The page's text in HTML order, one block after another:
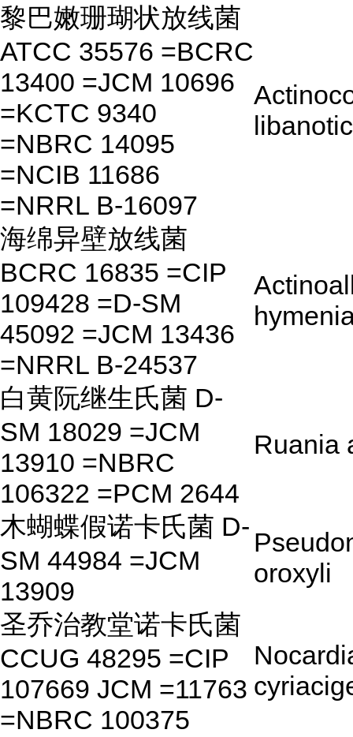
黎巴嫩珊瑚状放线菌
ATCC 35576 =BCRC
13400 =JCM 10696
=KCTC 9340
=NBRC 14095
=NCIB 11686
=NRRL B-16097
海绵异壁放线菌
BCRC 16835 =CIP
109428 =D-SM
45092 =JCM 13436
=NRRL B-24537
白黄阮继生氏菌 D-
SM 18029 =JCM
13910 =NBRC
106322 =PCM 2644
Ruania
木蝴蝶假诺卡氏菌 D-
SM 44984 =JCM
13909
oroxyli
圣乔治教堂诺卡氏菌
CCUG 48295 =CIP
107669 JCM =11763
=NBRC 100375